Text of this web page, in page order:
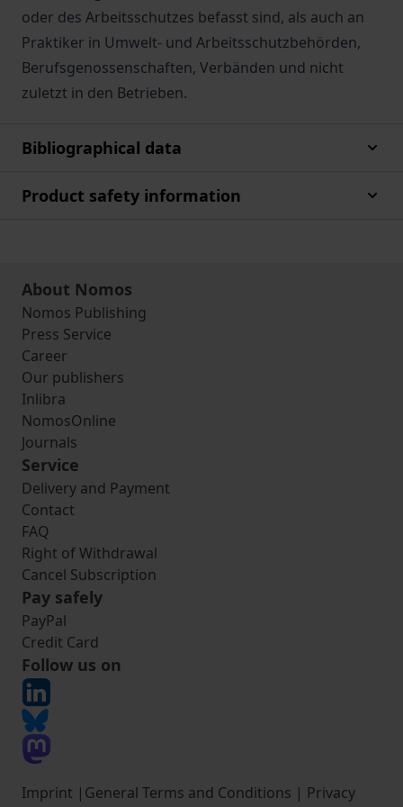
oder des Arbeitsschutzes befasst sind, als auch an
Praktiker in Umwelt- und Arbeitsschutzbehörden,
Berufsgenossenschaften, Verbänden und nicht
zuletzt in den Betrieben.
Bibliographical data
Product safety information
About Nomos
Nomos Publishing
Press Service
Career
Our publishers
Inlibra
NomosOnline
Journals
Service
Delivery and Payment
Contact
FAQ
Right of Withdrawal
Cancel Subscription
Pay safely
PayPal
Credit Card
Follow us on
Imprint | General Terms and Conditions | Privacy